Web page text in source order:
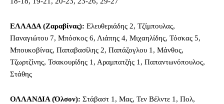
ΕΛΛΑΔΑ (Ζαραβίνας): Ελευθεριάδης 2, Τζίμπουλας,
Παναγιώτου 7, Μπόσκος 6, Λιάπης 4, Μιχαηλίδης, Τόσκας 5,
Μπουκοβίνας, Παπαβασίλης 2, Παπάζογλου 1, Μάνθος,
Τζωρτζίνης, Τσακουρίδης 1, Αραμπατζής 1, Παπαντωνόπουλος,
Στάθης
ΟΛΛΑΝΔΙΑ (Όλσον): Στάβαστ 1, Μας, Τεν Βέλντε 1, Πολ,